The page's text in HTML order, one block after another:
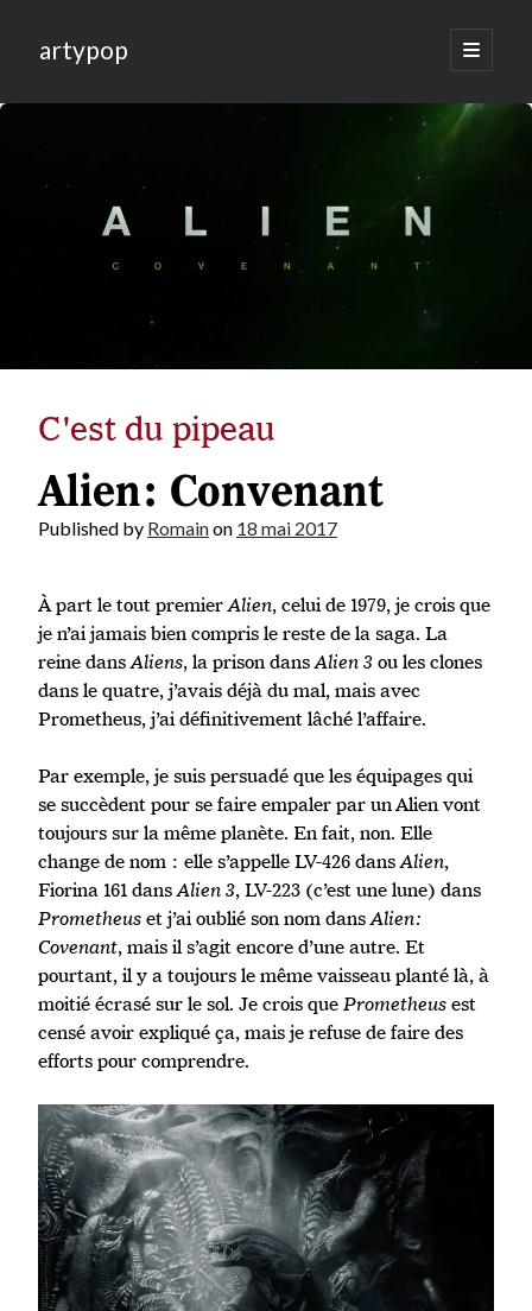
artypop
open
primary
C'est du pipeau
Alien: Convenant
Published by Romainon 18 mai 2017
À part le tout premierAlien, celui de 1979, je crois que
je n’ai jamais bien compris le reste de la saga. La
reine dansAliens, la prison dansAlien 3ou les clones
dans le quatre, j’avais déjà du mal, mais avec
Prometheus, j’ai définitivement lâché l’affaire.
Par exemple, je suis persuadé que les équipages qui
se succèdent pour se faire empaler par un Alien vont
toujours sur la même planète. En fait, non. Elle
change de nom : elle s’appelle LV-426 dansAlien,
Fiorina 161 dansAlien 3, LV-223 (c’est une lune) dans
Prometheuset j’ai oublié son nom dansAlien:
Covenant, mais il s’agit encore d’une autre. Et
pourtant, il y a toujours le même vaisseau planté là, à
moitié écrasé sur le sol. Je crois quePrometheusest
censé avoir expliqué ça, mais je refuse de faire des
efforts pour comprendre.